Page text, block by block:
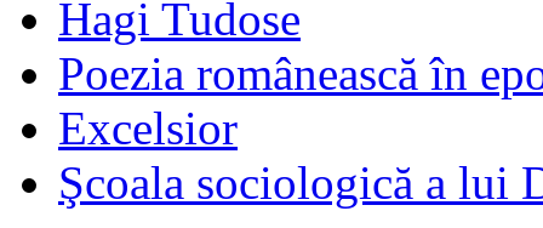
Hagi Tudose
Poezia românească în
Excelsior
Şcoala sociologică a lui